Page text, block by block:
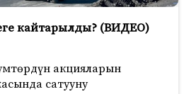
кайтарылды? (ВИДЕО)
акцияларын
сатууну